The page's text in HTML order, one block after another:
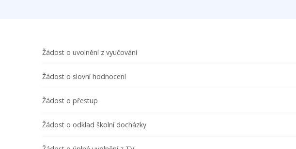
Žádost o uvolnění z vyučování
Žádost o slovní hodnocení
Žádost o přestup
Žádost o odklad školní docházky